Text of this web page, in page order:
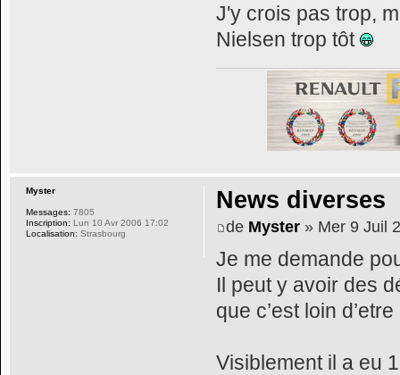
J'y crois pas trop,
Nielsen trop tôt
News diverses
de Myster» Mer 9 Juil
Je me demande
Il peut y avoir des
que c’est loin
Visiblement il a eu
Myster
Messages: 7805
Inscription: Lun 10 Avr 2006 17:02
Localisation: Strasbourg